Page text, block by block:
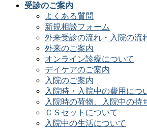
受診のご案内
よくある質問
新規相談フォーム
外来受診の流れ・入院の流
外来のご案内
オンライン診療について
デイケアのご案内
入院のご案内
入院時・入院中の費用につ
入院時の荷物、入院中の持
ＣＳセットについて
入院中の生活について